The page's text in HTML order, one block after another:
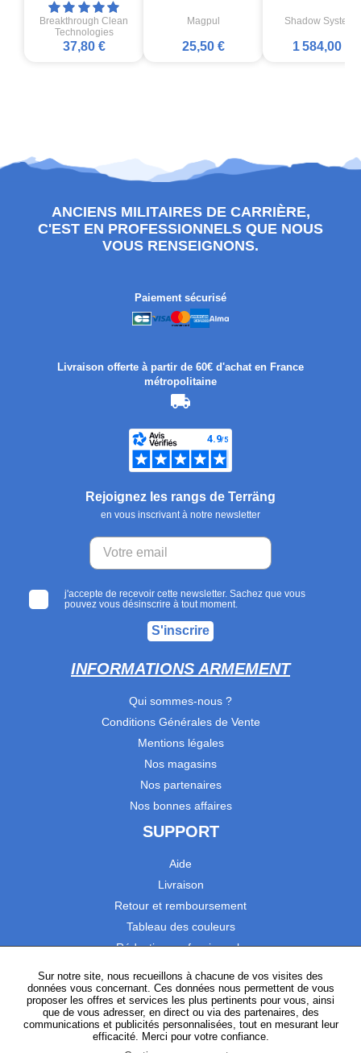
Breakthrough Clean
Technologies
37,80 €
Magpul
25,50 €
Shadow Systems
1 584,00 €
ANCIENS MILITAIRES DE CARRIÈRE,
C'EST EN PROFESSIONNELS QUE NOUS
VOUS RENSEIGNONS.
Paiement sécurisé
Livraison offerte à partir de 60€ d'achat en France
métropolitaine
Rejoignez les rangs de Terräng
en vous inscrivant à notre newsletter
j'accepte de recevoir cette newsletter. Sachez que vous
pouvez vous désinscrire à tout moment.
S'inscrire
INFORMATIONS ARMEMENT
Qui sommes-nous ?
Conditions Générales de Vente
Mentions légales
Nos magasins
Nos partenaires
Nos bonnes affaires
SUPPORT
Aide
Livraison
Retour et remboursement
Tableau des couleurs
Réduction professionnels
Satisfaction Clients
SUIVEZ-NOUS
Sur notre site, nous recueillons à chacune de vos visites des
données vous concernant. Ces données nous permettent de vous
proposer les offres et services les plus pertinents pour vous, ainsi
que de vous adresser, en direct ou via des partenaires, des
communications et publicités personnalisées, tout en mesurant leur
efficacité. Merci pour votre confiance.